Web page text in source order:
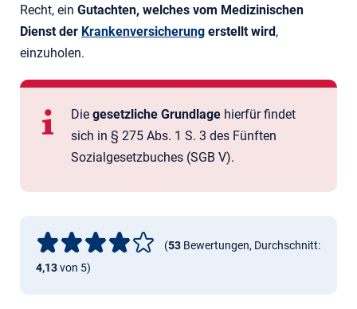
Recht, ein Gutachten, welches vom Medizinischen
Dienst der Krankenversicherung erstellt wird ,
einzuholen.
Die gesetzliche Grundlage hierfür findet
sich in § 275 Abs. 1 S. 3 des Fünften
Sozialgesetzbuches (SGB V).
(53 Bewertungen, Durchschnitt:
4,13von 5)